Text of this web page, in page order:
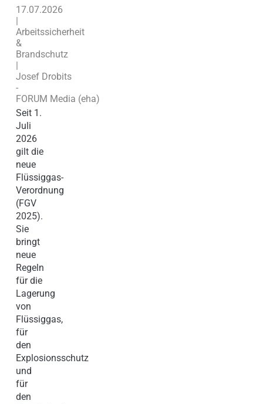
17.07.2026
|
Arbeitssicherheit
&
Brandschutz
|
Josef Drobits
-
FORUM Media (eha)
Seit 1.
Juli
2026
gilt die
neue
Flüssiggas-
Verordnung
(FGV
2025).
Sie
bringt
neue
Regeln
für die
Lagerung
von
Flüssiggas,
für
den
Explosionsschutz
und
für
den